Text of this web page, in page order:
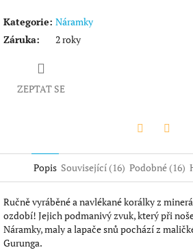
Kategorie: Náramky
Záruka: 2 roky
ZEPTAT SE
Popis Související (16) Podobné (16)
Ručně vyráběné a navlékané korálky z
ozdobí! Jejich podmanivý zvuk, který při
Náramky, maly a lapače snů pochází z
Gurunga.